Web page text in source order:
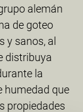
alemán
de goteo
y sanos, al
distribuya
la
humedad que
propiedades